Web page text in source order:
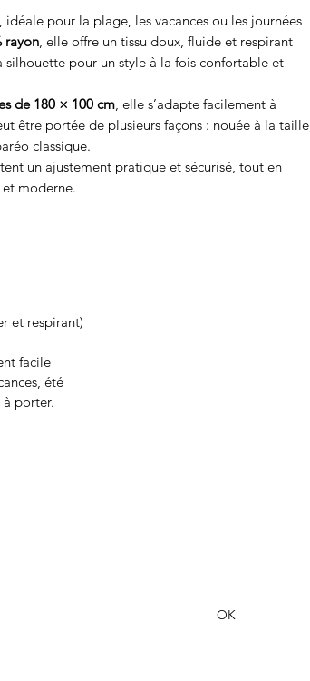
pour la plage, les vacances ou les journées
rayon , elle offre un tissu doux, fluide et respirant
pour un style à la fois confortable et
de 180 × 100 cm , elle s’adapte facilement à
être portée de plusieurs façons : nouée à la taille,
classique.
un ajustement pratique et sécurisé, tout en
moderne.
et respirant)
facile
été
porter.
OK